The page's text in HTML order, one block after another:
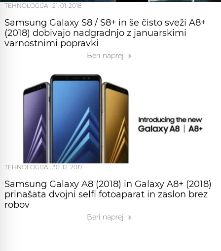
TEHNOLOGIJA 21. 01. 2018
Samsung Galaxy S8 / S8+ in še čisto sveži A8+
(2018) dobivajo nadgradnjo z januarskimi
varnostnimi popravki
Beri naprej
TEHNOLOGIJA | 30. 12. 2017
Samsung Galaxy A8 (2018) in Galaxy A8+ (2018)
prinašata dvojni selfi fotoaparat in zaslon brez
robov
Beri naprej